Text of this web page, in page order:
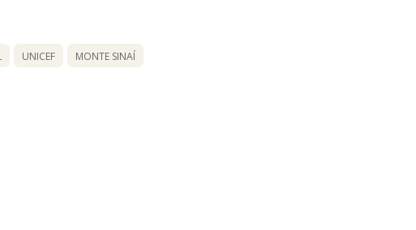
UNICEF MONTE SINAÍ